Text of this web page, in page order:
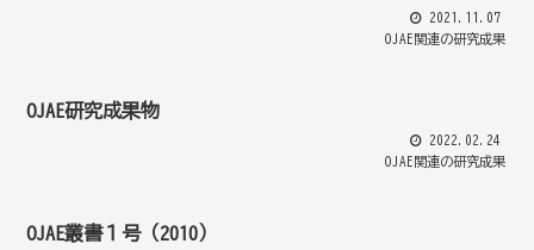
2021.11.07
OJAE関連の研究成果
OJAE研究成果物
2022.02.24
OJAE関連の研究成果
OJAE叢書１号（2010）